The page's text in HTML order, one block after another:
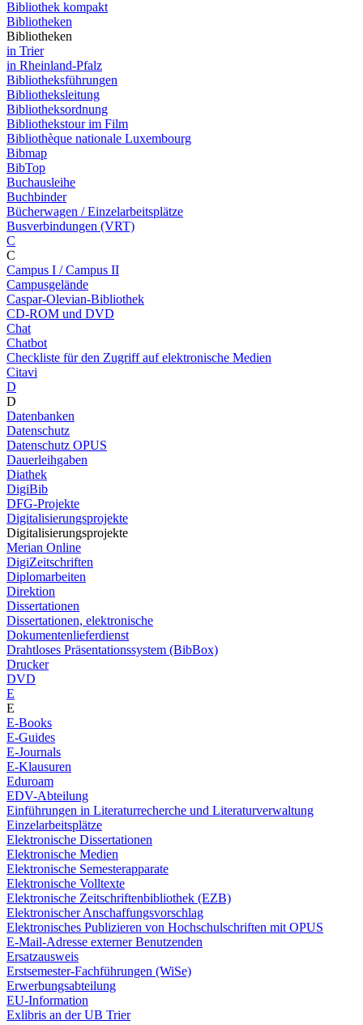
Bibliothek kompakt
Bibliotheken
Bibliotheken
in Trier
in Rheinland-Pfalz
Bibliotheksführungen
Bibliotheksleitung
Bibliotheksordnung
Bibliothekstour im Film
Bibliothèque nationale Luxembourg
Bibmap
BibTop
Buchausleihe
Buchbinder
Bücherwagen / Einzelarbeitsplätze
Busverbindungen (VRT)
C
C
Campus I / Campus II
Campusgelände
Caspar-Olevian-Bibliothek
CD-ROM und DVD
Chat
Chatbot
Checkliste für den Zugriff auf elektronische Medien
Citavi
D
D
Datenbanken
Datenschutz
Datenschutz OPUS
Dauerleihgaben
Diathek
DigiBib
DFG-Projekte
Digitalisierungsprojekte
Digitalisierungsprojekte
Merian Online
DigiZeitschriften
Diplomarbeiten
Direktion
Dissertationen
Dissertationen, elektronische
Dokumentenlieferdienst
Drahtloses Präsentationssystem (BibBox)
Drucker
DVD
E
E
E-Books
E-Guides
E-Journals
E-Klausuren
Eduroam
EDV-Abteilung
Einführungen in Literaturrecherche und Literaturverwaltung
Einzelarbeitsplätze
Elektronische Dissertationen
Elektronische Medien
Elektronische Semesterapparate
Elektronische Volltexte
Elektronische Zeitschriftenbibliothek (EZB)
Elektronischer Anschaffungsvorschlag
Elektronisches Publizieren von Hochschulschriften mit OPUS
E-Mail-Adresse externer Benutzenden
Ersatzausweis
Erstsemester-Fachführungen (WiSe)
Erwerbungsabteilung
EU-Information
Exlibris an der UB Trier